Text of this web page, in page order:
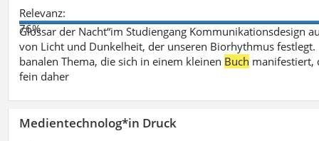
Relevanz:
76%
Glossar der Nacht“im Studiengang Kommunikationsdesign
von Licht und Dunkelheit, der unseren Biorhythmus
banalen Thema, die sich in einem kleinen Buch manifestiert,
fein daher
Medientechnolog*in Druck